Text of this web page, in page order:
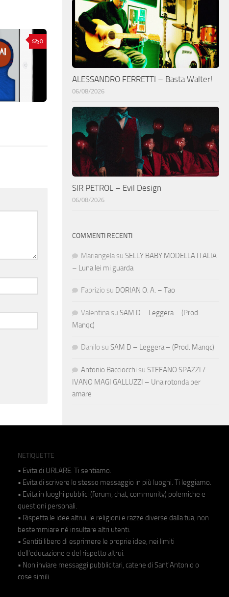
0
ALESSANDRO FERRETTI – Basta Walter!
06/08/2026
SIR PETROL – Evil Design
06/08/2026
COMMENTI RECENTI
Mariangela su SELLY BABY MODELLA ITALIA
– Luna lei mi guarda
Fabrizio su DORIAN O. A. – Tao
Valentina su SAM D – Leggera – (Prod.
Manqc)
Danilo su SAM D – Leggera – (Prod. Manqc)
Antonio Bacciocchi su STEFANO SPAZZI /
IVANO MAGI GALLUZZI – Una rotonda per
amare
NETIQUETTE
• Evita di URLARE. Ti sentiamo.
• Evita di scrivere lo stesso messaggio in più luoghi. Ti leggiamo.
• Evita in luoghi pubblici (forum, chat, community) polemiche e
questioni personali.
• Rispetta le idee altrui, le religioni e razze diverse dalla tua, non
bestemmiare né insultare altri utenti.
• Sentiti libero di esprimere le proprie idee, nei limiti
dell'educazione e del rispetto altrui.
• Non inviare messaggi pubblicitari, catene di Sant'Antonio o
cose simili.